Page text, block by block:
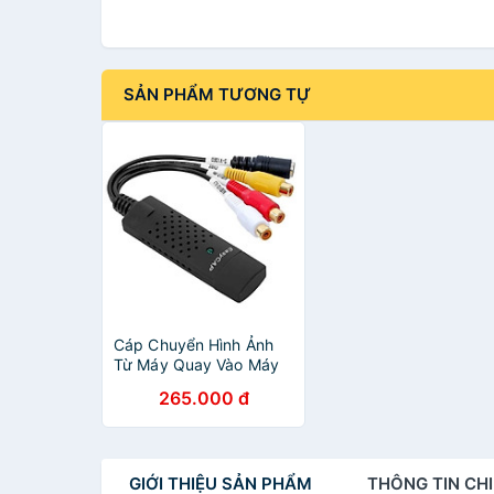
SẢN PHẨM TƯƠNG TỰ
Cáp Chuyển Hình Ảnh
Từ Máy Quay Vào Máy
nhập khẩu265.000 đ
GIỚI THIỆU SẢN PHẨM THÔNG TIN